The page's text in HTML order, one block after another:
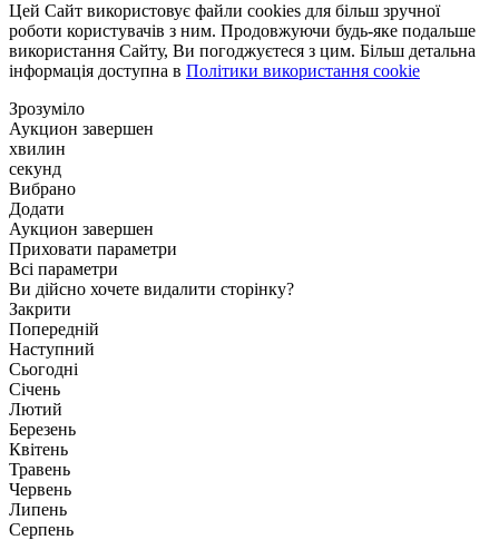
Цей Сайт використовує файли cookies для більш зручної
роботи користувачів з ним. Продовжуючи будь-яке подальше
використання Сайту, Ви погоджуєтеся з цим. Більш детальна
інформація доступна в Політики використання cookie
Зрозуміло
Аукцион завершен
хвилин
секунд
Вибрано
Додати
Аукцион завершен
Приховати параметри
Всі параметри
Ви дійсно хочете видалити сторінку?
Закрити
Попередній
Наступний
Сьогодні
Січень
Лютий
Березень
Квітень
Травень
Червень
Липень
Серпень